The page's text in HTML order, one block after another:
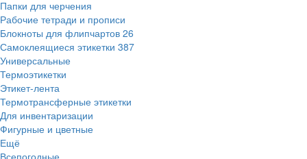
Папки для черчения
Рабочие тетради и прописи
Блокноты для флипчартов 26
Самоклеящиеся этикетки 387
Универсальные
Термоэтикетки
Этикет-лента
Термотрансферные этикетки
Для инвентаризации
Фигурные и цветные
Ещё
Всепогодные